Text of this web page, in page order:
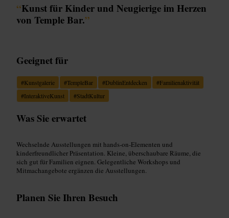
“Kunst für Kinder und Neugierige im Herzen
von Temple Bar.”
Geeignet für
#Kunstgalerie #TempleBar #DublinEntdecken #Familienaktivität
#InteraktiveKunst #StadtKultur
Was Sie erwartet
Wechselnde Ausstellungen mit hands-on-Elementen und
kinderfreundlicher Präsentation. Kleine, überschaubare Räume, die
sich gut für Familien eignen. Gelegentliche Workshops und
Mitmachangebote ergänzen die Ausstellungen.
Planen Sie Ihren Besuch